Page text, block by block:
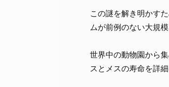
この謎を解き明かす
ムが前例のない大規
世界中の動物園から
スとメスの寿命を詳